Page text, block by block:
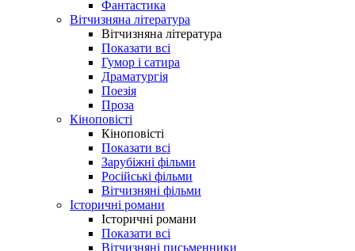
Фантастика
Вітчизняна література
Вітчизняна література
Показати всі
Гумор і сатира
Драматургія
Поезія
Проза
Кіноповісті
Кіноповісті
Показати всі
Зарубіжні фільми
Російські фільми
Вітчизняні фільми
Історичні романи
Історичні романи
Показати всі
Вітчизняні письменники